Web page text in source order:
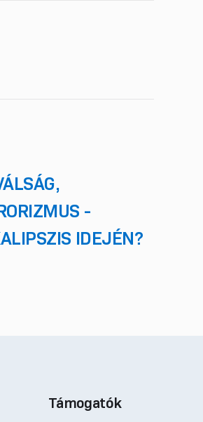
-
IDEJÉN?
Támogatók